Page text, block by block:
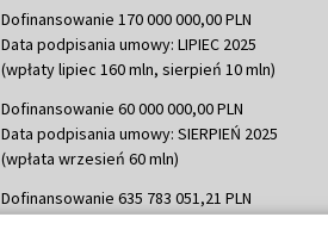
Dofinansowanie 170 000 000,00 PLN
Data podpisania umowy: LIPIEC 2025
(wpłaty lipiec 160 mln, sierpień 10 mln)
Dofinansowanie 60 000 000,00 PLN
Data podpisania umowy: SIERPIEŃ 2025
(wpłata wrzesień 60 mln)
Dofinansowanie 635 783 051,21 PLN